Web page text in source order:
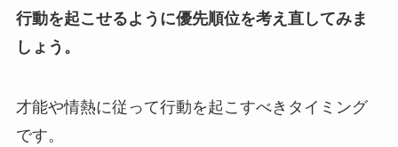
行動を起こせるように優先順位を考え直してみま
しょう。
才能や情熱に従って行動を起こすべきタイミング
です。